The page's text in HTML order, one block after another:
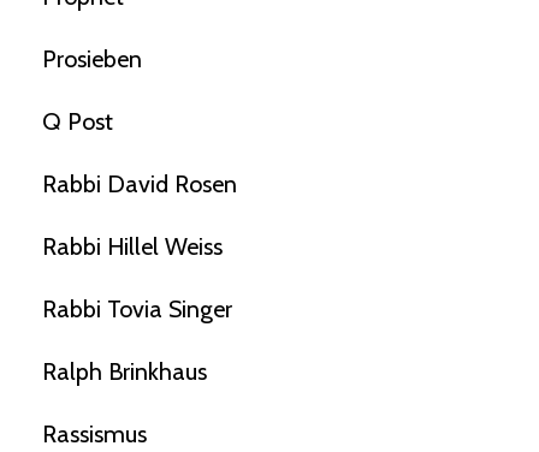
Prosieben
Q Post
Rabbi David Rosen
Rabbi Hillel Weiss
Rabbi Tovia Singer
Ralph Brinkhaus
Rassismus